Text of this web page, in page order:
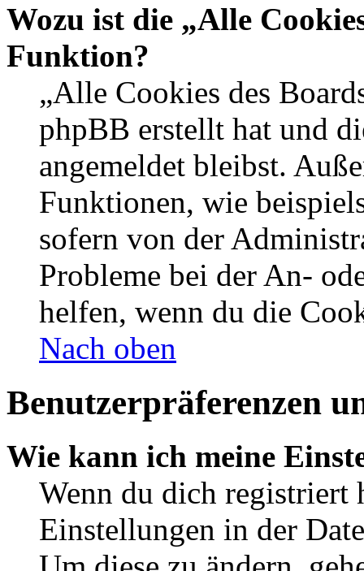
Wozu ist die „Alle
Funktion?
„Alle Cookies des
phpBB erstellt hat und
angemeldet bleibst.
Funktionen, wie
sofern von der
Probleme bei der An-
helfen, wenn du die
Nach oben
Benutzerpräferenzen
Wie kann ich meine
Wenn du dich registriert
Einstellungen in der